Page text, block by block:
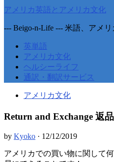
アメリカ英語とアメリカ文化
--- Beigo-n-Life --- 米語、アメ
英単語
アメリカ文化
ヘルシーライフ
通訳・翻訳サービス
アメリカ文化
Return and Exchange 返
by Kyoko · 12/12/2019
アメリカでの買い物に関して